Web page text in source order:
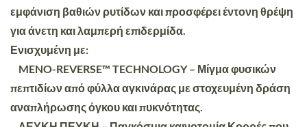
εμφάνιση βαθιών ρυτίδων και προσφέρει έντονη θρέψη
για άνετη και λαμπερή επιδερμίδα.
Ενισχυμένη με:
MENO-REVERSE™ TECHNOLOGY – Μίγμα φυσικών
πεπτιδίων από φύλλα αγκινάρας με στοχευμένη δράση
αναπλήρωσης όγκου και πυκνότητας.